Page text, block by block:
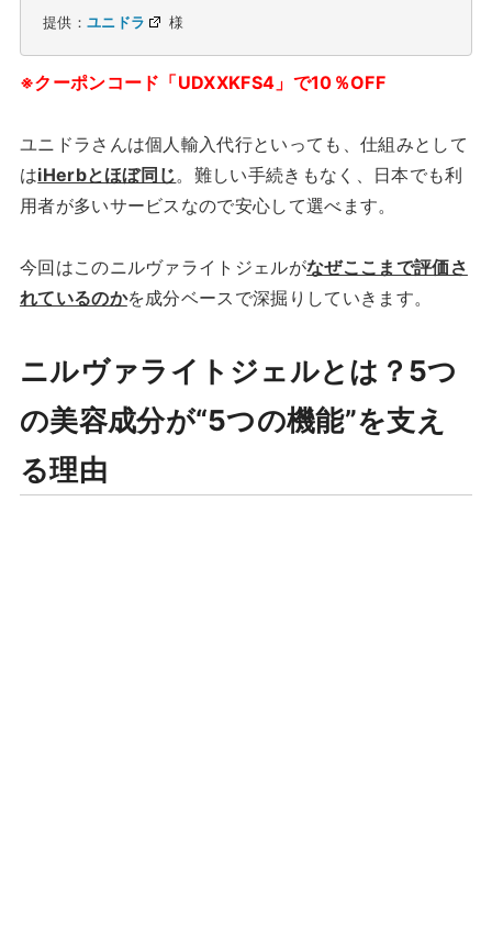
提供： ユニドラ 様
※クーポンコード「UDXXKFS4」で10％OFF
ユニドラさんは個人輸入代行といっても、仕組みとして
はiHerbとほぼ同じ。難しい手続きもなく、日本でも利
用者が多いサービスなので安心して選べます。
今回はこのニルヴァライトジェルがなぜここまで評価さ
れているのかを成分ベースで深掘りしていきます。
ニルヴァライトジェルとは？5つ
の美容成分が“5つの機能”を支え
る理由